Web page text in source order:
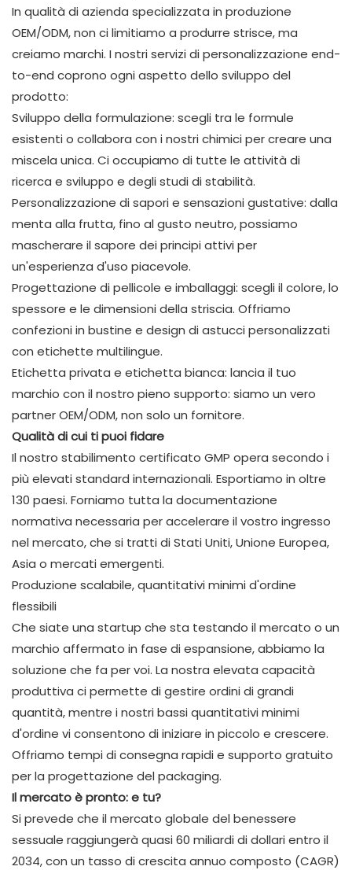
In qualità di azienda specializzata in produzione
OEM/ODM, non ci limitiamo a produrre strisce, ma
creiamo marchi. I nostri servizi di personalizzazione end-
to-end coprono ogni aspetto dello sviluppo del
prodotto:
Sviluppo della formulazione: scegli tra le formule
esistenti o collabora con i nostri chimici per creare una
miscela unica. Ci occupiamo di tutte le attività di
ricerca e sviluppo e degli studi di stabilità.
Personalizzazione di sapori e sensazioni gustative: dalla
menta alla frutta, fino al gusto neutro, possiamo
mascherare il sapore dei principi attivi per
un'esperienza d'uso piacevole.
Progettazione di pellicole e imballaggi: scegli il colore, lo
spessore e le dimensioni della striscia. Offriamo
confezioni in bustine e design di astucci personalizzati
con etichette multilingue.
Etichetta privata e etichetta bianca: lancia il tuo
marchio con il nostro pieno supporto: siamo un vero
partner OEM/ODM, non solo un fornitore.
Qualità di cui ti puoi fidare
Il nostro stabilimento certificato GMP opera secondo i
più elevati standard internazionali. Esportiamo in oltre
130 paesi. Forniamo tutta la documentazione
normativa necessaria per accelerare il vostro ingresso
nel mercato, che si tratti di Stati Uniti, Unione Europea,
Asia o mercati emergenti.
Produzione scalabile, quantitativi minimi d'ordine
flessibili
Che siate una startup che sta testando il mercato o un
marchio affermato in fase di espansione, abbiamo la
soluzione che fa per voi. La nostra elevata capacità
produttiva ci permette di gestire ordini di grandi
quantità, mentre i nostri bassi quantitativi minimi
d'ordine vi consentono di iniziare in piccolo e crescere.
Offriamo tempi di consegna rapidi e supporto gratuito
per la progettazione del packaging.
Il mercato è pronto: e tu?
Si prevede che il mercato globale del benessere
sessuale raggiungerà quasi 60 miliardi di dollari entro il
2034, con un tasso di crescita annuo composto (CAGR)